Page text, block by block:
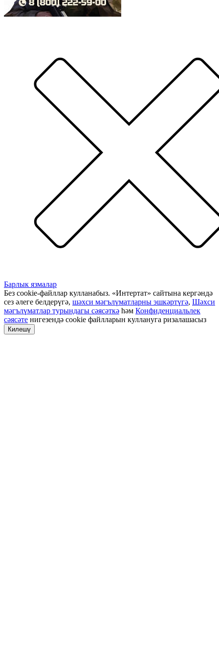
Барлык язмалар
Без cookie-файллар кулланабыз. «Интертат» сайтына кергәндә
сез әлеге белдерүгә, шәхси мәгълүматларны эшкәртүгә, Шәхси
мәгълүматлар турындагы сәясәткә һәм Конфиденциальлек
сәясәте нигезендә cookie файлларын куллануга ризалашасыз
Килешү